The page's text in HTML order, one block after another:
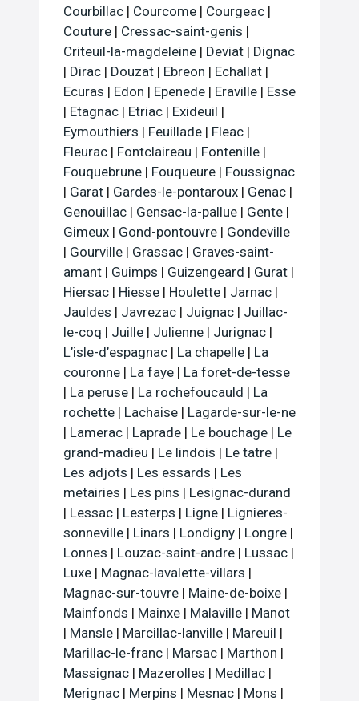
Courbillac | Courcome | Courgeac |
Couture | Cressac-saint-genis |
Criteuil-la-magdeleine | Deviat | Dignac
| Dirac | Douzat | Ebreon | Echallat |
Ecuras | Edon | Epenede | Eraville | Esse
| Etagnac | Etriac | Exideuil |
Eymouthiers | Feuillade | Fleac |
Fleurac | Fontclaireau | Fontenille |
Fouquebrune | Fouqueure | Foussignac
| Garat | Gardes-le-pontaroux | Genac |
Genouillac | Gensac-la-pallue | Gente |
Gimeux | Gond-pontouvre | Gondeville
| Gourville | Grassac | Graves-saint-
amant | Guimps | Guizengeard | Gurat |
Hiersac | Hiesse | Houlette | Jarnac |
Jauldes | Javrezac | Juignac | Juillac-
le-coq | Juille | Julienne | Jurignac |
L’isle-d’espagnac | La chapelle | La
couronne | La faye | La foret-de-tesse
| La peruse | La rochefoucauld | La
rochette | Lachaise | Lagarde-sur-le-ne
| Lamerac | Laprade | Le bouchage | Le
grand-madieu | Le lindois | Le tatre |
Les adjots | Les essards | Les
metairies | Les pins | Lesignac-durand
| Lessac | Lesterps | Ligne | Lignieres-
sonneville | Linars | Londigny | Longre |
Lonnes | Louzac-saint-andre | Lussac |
Luxe | Magnac-lavalette-villars |
Magnac-sur-touvre | Maine-de-boixe |
Mainfonds | Mainxe | Malaville | Manot
| Mansle | Marcillac-lanville | Mareuil |
Marillac-le-franc | Marsac | Marthon |
Massignac | Mazerolles | Medillac |
Merignac | Merpins | Mesnac | Mons |